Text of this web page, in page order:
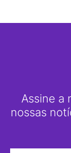
Assine a
nossas